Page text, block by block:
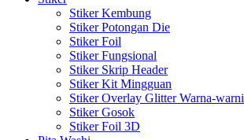
Stiker Kembung
Stiker Potongan Die
Stiker Foil
Stiker Fungsional
Stiker Skrip Header
Stiker Kit Mingguan
Stiker Overlay Glitter Warna-warni
Stiker Gosok
Stiker Foil 3D